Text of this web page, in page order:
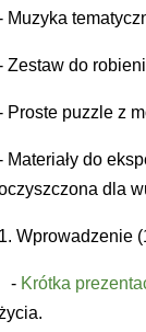
Muzyka
Zestaw do
Proste puzzle z
Materiały do
dla
Wprowadzenie
- Krótka